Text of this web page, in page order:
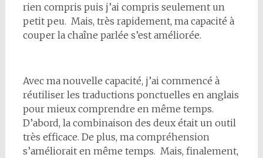
rien compris puis j’ai compris seulement un
petit peu. Mais, très rapidement, ma capacité à
couper la chaîne parlée s’est améliorée.
Avec ma nouvelle capacité, j’ai commencé à
réutiliser les traductions ponctuelles en anglais
pour mieux comprendre en même temps.
D’abord, la combinaison des deux était un outil
très efficace. De plus, ma compréhension
s’améliorait en même temps. Mais, finalement,